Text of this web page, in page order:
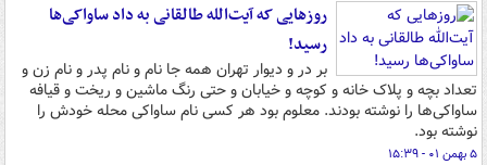
روزهایی که آیت‌الله طالقانی به داد ساواکی‌ها
رسید!
بر در و دیوار تهران همه جا نام و نام پدر و نام زن و
تعداد بچه و پلاک خانه و کوچه و خیابان و حتی رنگ ماشین و ریخت و قیافه
ساواکی‌ها را نوشته بودند. معلوم بود هر کسی نام ساواکی محله‌ خودش را
نوشته بود.
۵ بهمن ۰۱ - ۱۵:۳۹